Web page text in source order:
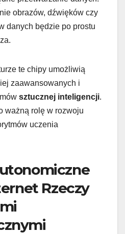
obrazów, dźwięków czy
danych będzie po prostu
te chipy umożliwią
zaawansowanych i
sztucznej inteligencji.
ważną rolę w rozwoju
uczenia
Rzeczy